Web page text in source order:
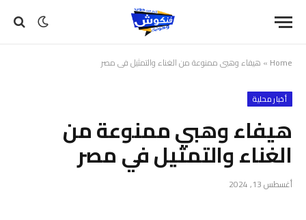
Home
» هيفاء وهبي ممنوعة من الغناء والتمثيل في مصر
أخبار محلية
هيفاء وهبي ممنوعة من
الغناء والتمثيل في مصر
أغسطس 13, 2024